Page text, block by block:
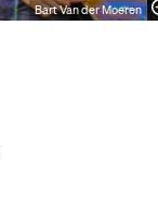
Bart Van der Moeren